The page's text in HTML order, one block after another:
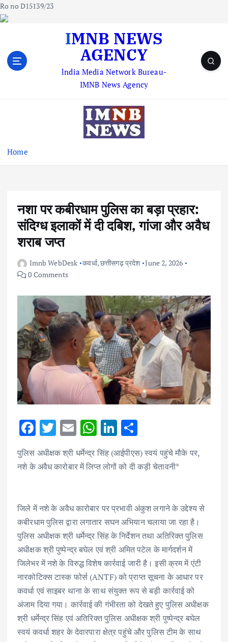
Ro no D15139/23
IMNB NEWS
AGENCY
lndia Media Network Bureau-
IMNB News Agency
Home
नशा पर कबीरधाम पुलिस का बड़ा प्रहार:
संदिग्ध इलाकों में दी दबिश, गांजा और अवैध
शराब जप्त
Imnb WebDesk कवर्धा,छत्तीसगढ़ प्रदेश June 2, 2026
0 Comments
F
ac
e
b
o
k
T
it
te
E
m
ai
l
W
h
at
s
p
p
Li
n
k
e
n
ar
e
पुलिस अधीक्षक श्री धर्मेन्द्र सिंह (आईपीएस) स्वयं पहुंचे मौके पर,
नशे के अवैध कारोबार में लिप्त लोगों को दी कड़ी चेतावनी*
जिले में नशे के अवैध कारोबार पर प्रभावी अंकुश लगाने के उद्देश्य से
कबीरधाम पुलिस द्वारा लगातार सघन अभियान चलाया जा रहा है।
पुलिस अधीक्षक श्री धर्मेन्द्र सिंह के निर्देशन तथा अतिरिक्त पुलिस
अधीक्षक श्री पुष्पेन्द्र बघेल एवं श्री अमित पटेल के मार्गदर्शन में
जिलेभर में नशे के विरुद्ध विशेष कार्रवाई जारी है। इसी क्रम में एंटी
नारकोटिक्स टास्क फोर्स (ANTF) को प्राप्त सूचना के आधार पर
कवर्धा एवं साइबर थाना के साथ संयुक्त रूप से बड़ी कार्रवाई को
अंजाम दिया गया। कार्रवाई की गंभीरता को देखते हुए पुलिस अधीक्षक
श्री धर्मेन्द्र सिंह एवं अतिरिक्त पुलिस अधीक्षक श्री पुष्पेन्द्र बघेल
स्वयं कवर्धा शहर के देवारपारा क्षेत्र पहुंचे और पुलिस टीम के साथ